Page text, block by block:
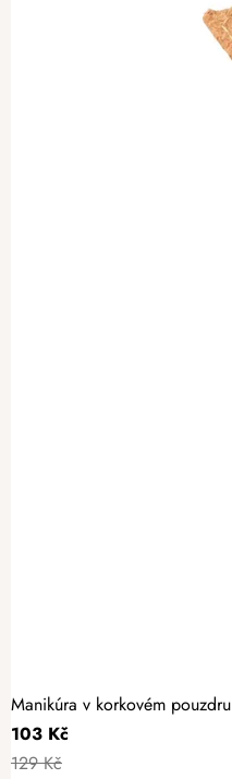
Manikúra v korkovém pouzdru
103 Kč
129 Kč